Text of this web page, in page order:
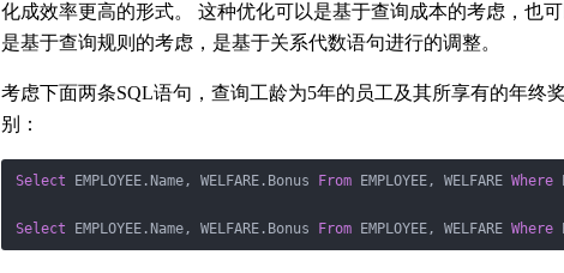
化成效率更高的形式。 这种优化可以是基于查询成本的考虑，也可
是基于查询规则的考虑，是基于关系代数语句进行的调整。
考虑下面两条SQL语句，查询工龄为5年的员工及其所享有的年终
别：
Select EMPLOYEE.Name, WELFARE.Bonus From EMPLOYEE, WELFARE Where
Select EMPLOYEE.Name, WELFARE.Bonus From EMPLOYEE, WELFARE Where